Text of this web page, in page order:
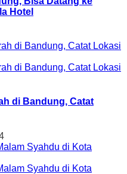
Hotel
di Bandung, Catat